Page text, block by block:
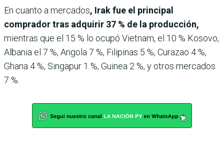
En cuanto a mercados, Irak fue el principal
comprador tras adquirir 37 % de la producción,
mientras que el 15 % lo ocupó Vietnam, el 10 % Kosovo,
Albania el 7 %, Angola 7 %, Filipinas 5 %, Curazao 4 %,
Ghana 4 %, Singapur 1 %, Guinea 2 %, y otros mercados
7 %.